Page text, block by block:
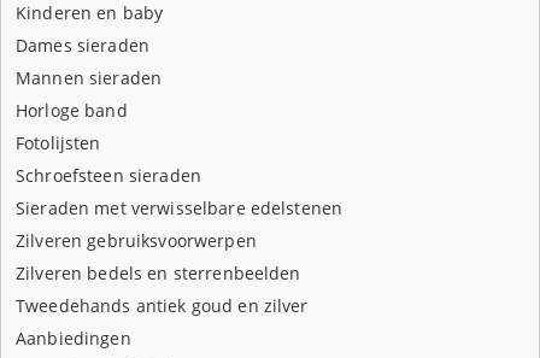
Kinderen en baby
Dames sieraden
Mannen sieraden
Horloge band
Fotolijsten
Schroefsteen sieraden
Sieraden met verwisselbare edelstenen
Zilveren gebruiksvoorwerpen
Zilveren bedels en sterrenbeelden
Tweedehands antiek goud en zilver
Aanbiedingen